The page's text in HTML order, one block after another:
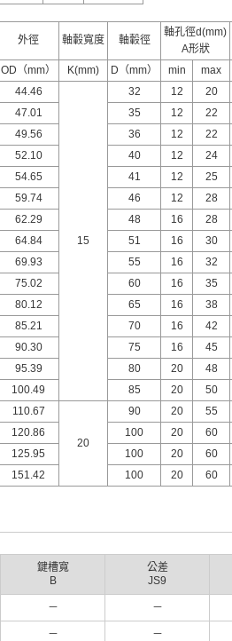
外徑 軸轂寬度 軸轂徑
軸孔徑d(mm)
A形狀
OD（mm） K(mm) D（mm） min max
44.46
15
32 12 20
47.01 35 12 22
49.56 36 12 22
52.10 40 12 24
54.65 41 12 25
59.74 46 12 28
62.29 48 16 28
64.84 51 16 30
69.93 55 16 32
75.02 60 16 35
80.12 65 16 38
85.21 70 16 42
90.30 75 16 45
95.39 80 20 48
100.49 85 20 50
110.67
20
90 20 55
120.86 100 20 60
125.95 100 20 60
151.42 100 20 60
鍵槽寬
B
公差
JS9
－ －
－ －